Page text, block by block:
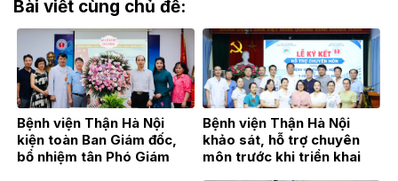
Bài viết cùng chủ đề:
Bệnh viện Thận Hà Nội
kiện toàn Ban Giám đốc,
bổ nhiệm tân Phó Giám
Bệnh viện Thận Hà Nội
khảo sát, hỗ trợ chuyên
môn trước khi triển khai